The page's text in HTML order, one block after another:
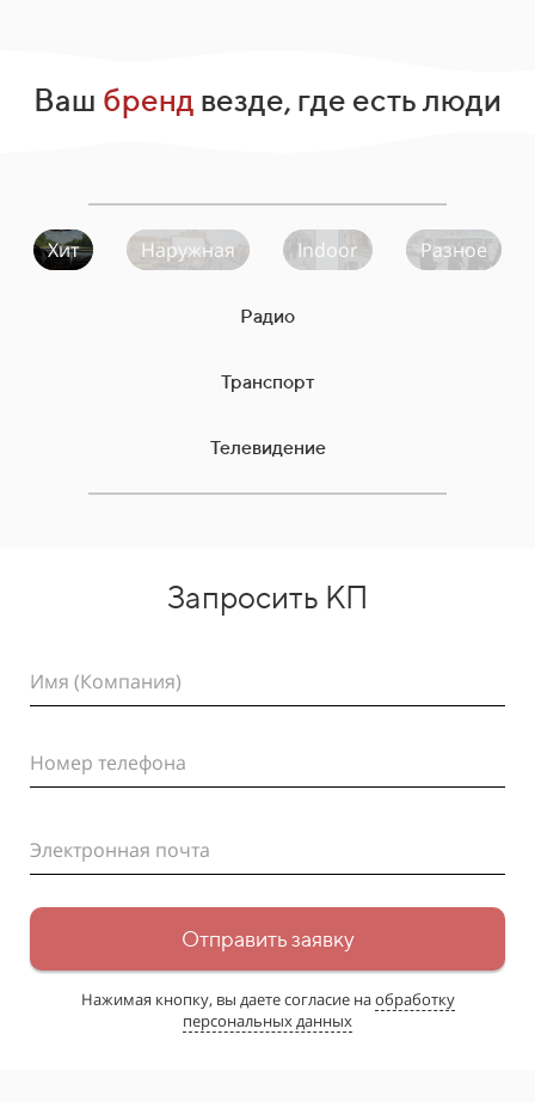
Ваш бренд везде, где есть люди
Хит Наружная Indoor Разное
Радио
Транспорт
Телевидение
Запросить КП
Имя (Компания)
Номер телефона
Электронная почта
Отправить заявку
Нажимая кнопку, вы даете согласие наобработку
персональных данных